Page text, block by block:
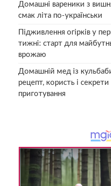
Домашні вареники з
смак літа по-українськи
Підживлення огірків у
тижні: старт для
врожаю
Домашній мед із
рецепт, користь і секрети
приготування